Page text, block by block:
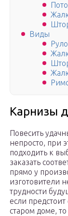
Виды
Карнизы
Повесить
непросто, при
подходить к
заказать
прямо у
изготовители
трудности
если
старом доме,